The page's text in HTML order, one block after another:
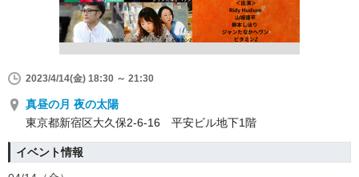
2023/4/14(金) 18:30 ～ 21:30
真昼の月 夜の太陽
東京都新宿区大久保2-6-16 平安ビル地下1階
イベント情報